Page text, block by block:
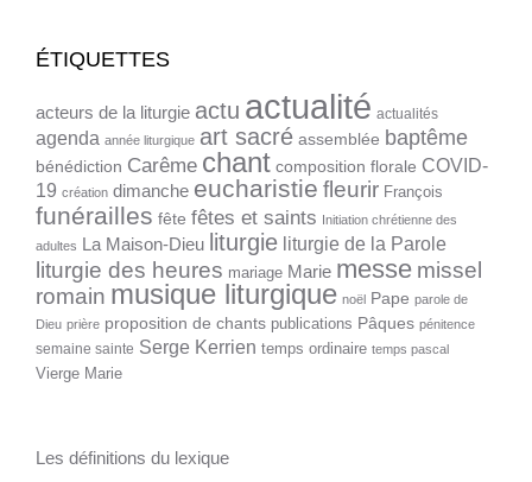
ÉTIQUETTES
acteurs de la liturgie actu actualité actualités
agenda année liturgique art sacré assemblée baptême
bénédiction Carême chant composition florale COVID-
19 création dimanche eucharistie fleurir François
funérailles fête fêtes et saints
Initiation chrétienne des
adultes La Maison-Dieu liturgie liturgie de la Parole
liturgie des heures mariage Marie messe missel
romain musique liturgique noël Pape parole de
Dieu prière proposition de chants publications Pâques pénitence
semaine sainte Serge Kerrien temps ordinaire temps pascal
Vierge Marie
Les définitions du lexique